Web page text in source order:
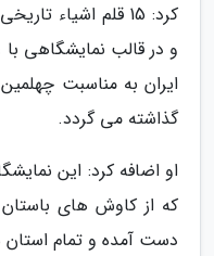
کرد: 15 قلم اشیاء
ایران به مناسبت
گذاشته می گردد.
او اضافه کرد: این
که از کاوش های
دست آمده و تمام استان